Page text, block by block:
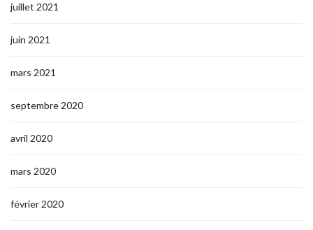
juillet 2021
juin 2021
mars 2021
septembre 2020
avril 2020
mars 2020
février 2020